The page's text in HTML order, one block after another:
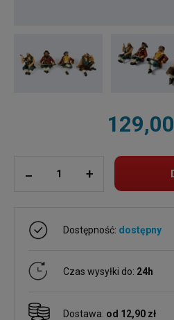
+
Dostępność: dostępny
Czas wysyłki do: 24h
Dostawa: od 12,90 zł